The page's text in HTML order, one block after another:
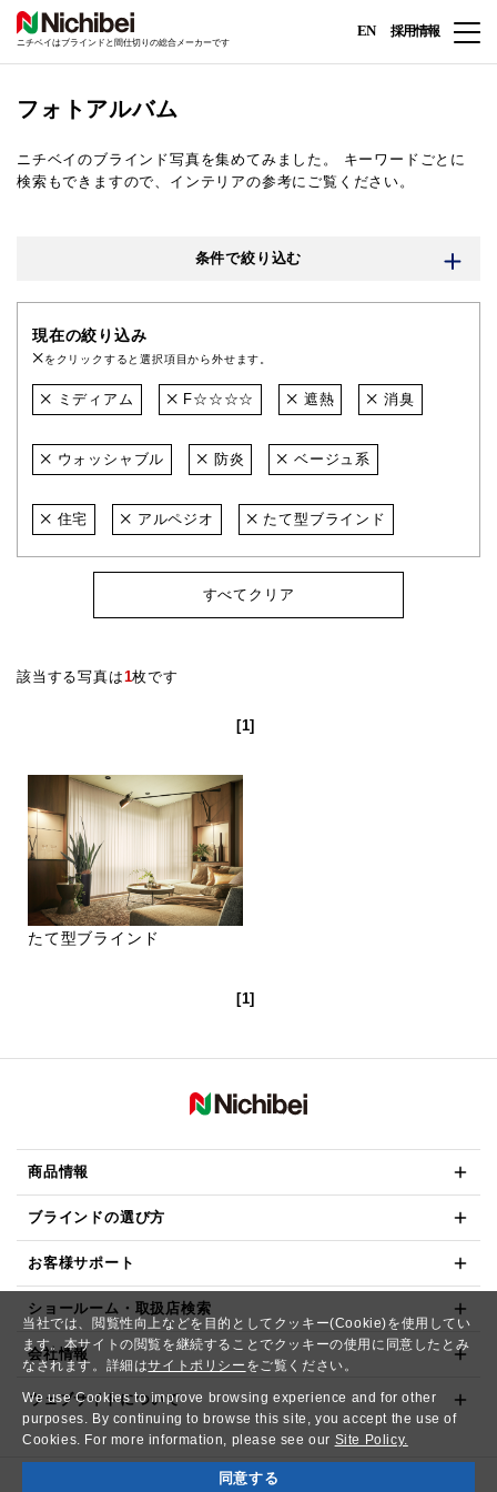
当社では、閲覧性向上などを目的としてクッキー(Cookie)を使用してい
ます。本サイトの閲覧を継続することでクッキーの使用に同意したとみ
なされます。詳細はサイトポリシー をご覧ください。
We use Cookies to improve browsing experience and for other
purposes. By continuing to browse this site, you accept the use of
Cookies. For more information, please see our Site Policy.
同意する
ニチベイはブラインドと間仕切りの総合メーカーです
EN 採用情報
フォトアルバム
ニチベイのブラインド写真を集めてみました。
キーワードごとに
検索もできますので、インテリアの参考にご覧ください。
条件で絞り込む
現在の絞り込み
をクリックすると選択項目から外せます。
ミディアム F☆☆☆☆ 遮熱 消臭
ウォッシャブル 防炎 ベージュ系
住宅 アルペジオ たて型ブラインド
すべてクリア
該当する写真は1枚です
[1]
たて型ブラインド
[1]
商品情報
ブラインドの選び方
お客様サポート
ショールーム・取扱店検索
会社情報
ウェブサイトについて
Copyright© NICHIBEI CO.,LTD. All Rights Reserved.